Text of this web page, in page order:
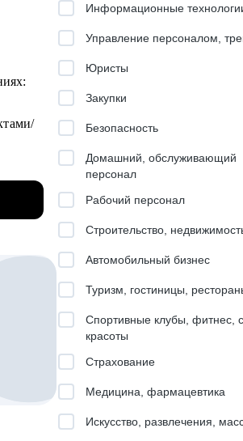
QA
Информационные
Управление персоналом,
Юристы
Закупки
Безопасность
Домашний, обслуживающий
персонал
Рабочий персонал
Строительство,
Автомобильный бизнес
Туризм, гостиницы,
Спортивные клубы, фитнес,
красоты
Страхование
Медицина, фармацевтика
Искусство, развлечения,